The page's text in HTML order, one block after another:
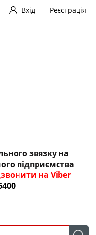
Вхід Реєстрація
звязку на
підприємства
на Viber